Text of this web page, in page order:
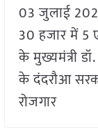
03 जुलाई
30 हजार में 5
के मुख्यमंत्री
के दंदरौआ
रोजगार